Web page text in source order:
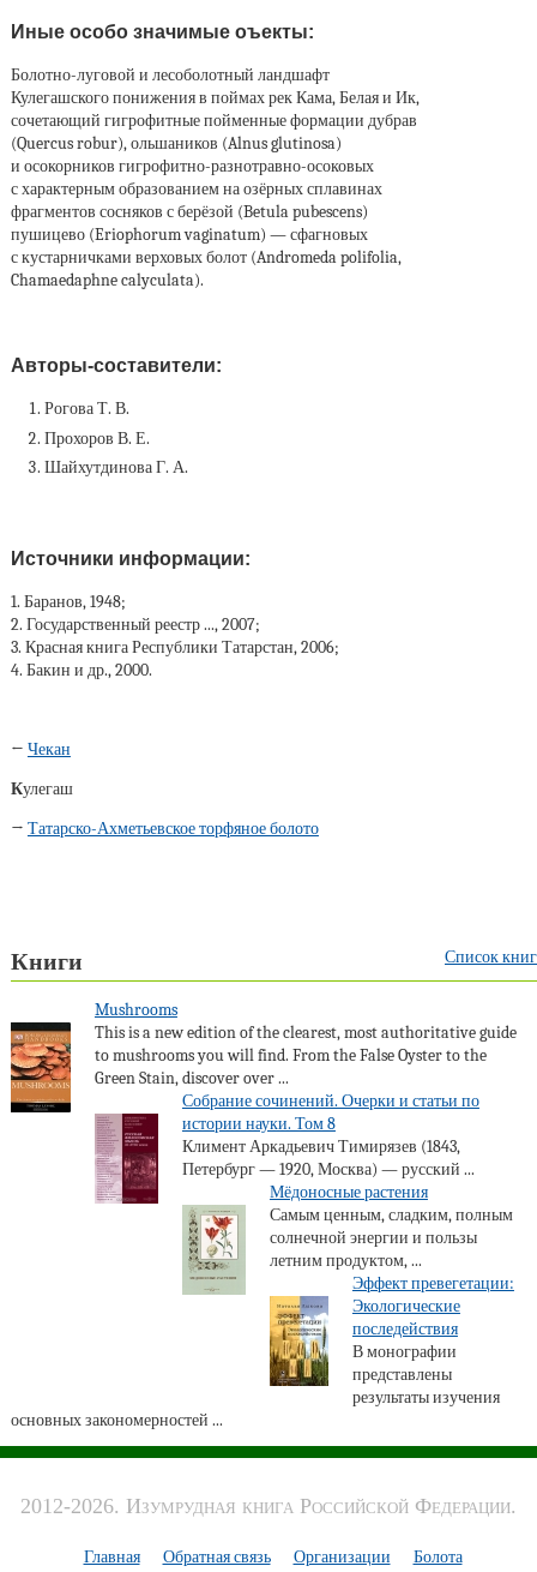
Иные особо значимые оъекты:
Болотно-луговой и лесоболотный ландшафт
Кулегашского понижения в поймах рек Кама, Белая и Ик,
сочетающий гигрофитные пойменные формации дубрав
(Quercus robur), ольшаников (Alnus glutinosa)
и осокорников гигрофитно-разнотравно-осоковых
с характерным образованием на озёрных сплавинах
фрагментов сосняков с берёзой (Betula pubescens)
пушицево (Eriophorum vaginatum) — сфагновых
с кустарничками верховых болот (Andromeda polifolia,
Chamaedaphne calyculata).
Авторы-составители:
Рогова Т. В.
Прохоров В. Е.
Шайхутдинова Г. А.
Источники информации:
1. Баранов, 1948;
2. Государственный реестр ..., 2007;
3. Красная книга Республики Татарстан, 2006;
4. Бакин и др., 2000.
← Чекан
Кулегаш
→ Татарско-Ахметьевское торфяное болото
Книги Список книг
Mushrooms
This is a new edition of the clearest, most authoritative guide
to mushrooms you will find. From the False Oyster to the
Green Stain, discover over ...
Собрание сочинений. Очерки и статьи по
истории науки. Том 8
Климент Аркадьевич Тимирязев (1843,
Петербург — 1920, Москва) — русский ...
Мёдоносные растения
Самым ценным, сладким, полным
солнечной энергии и пользы
летним продуктом, ...
Эффект превегетации:
Экологические
последействия
В монографии
представлены
результаты изучения
основных закономерностей ...
2012-2026. Изумрудная книга Российской Федерации.
Главная Обратная связь Организации Болота